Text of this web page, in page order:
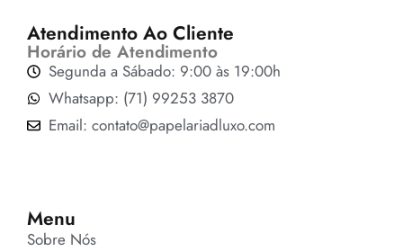
Atendimento Ao Cliente
Horário de Atendimento
Segunda a Sábado: 9:00 às 19:00h
Whatsapp: (71) 99253 3870
Email: contato@papelariadluxo.com
Menu
Sobre Nós